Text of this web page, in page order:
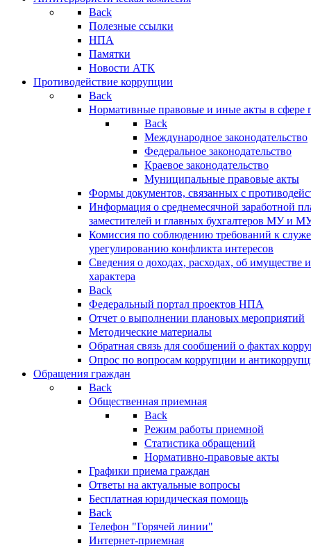
Back
Полезные ссылки
НПА
Памятки
Новости АТК
Противодействие коррупции
Back
Нормативные правовые и иные акты в сфере
Back
Международное законодательство
Федеральное законодательство
Краевое законодательство
Муниципальные правовые акты
Формы документов, связанных с
Информация о среднемесячной заработной
заместителей и главных бухгалтеров МУ и
Комиссия по соблюдению требований к
урегулированию конфликта интересов
Сведения о доходах, расходах, об имуществе
характера
Back
Федеральный портал проектов НПА
Отчет о выполнении плановых мероприятий
Методические материалы
Обратная связь для сообщений о фактах
Опрос по вопросам коррупции и
Обращения граждан
Back
Общественная приемная
Back
Режим работы приемной
Статистика обращений
Нормативно-правовые акты
Графики приема граждан
Ответы на актуальные вопросы
Бесплатная юридическая помощь
Back
Телефон "Горячей линии"
Интернет-приемная